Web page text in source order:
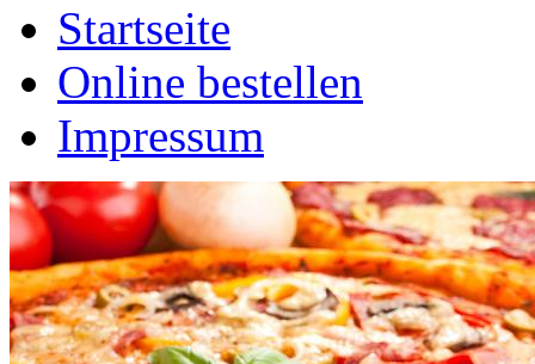
Startseite
Online bestellen
Impressum